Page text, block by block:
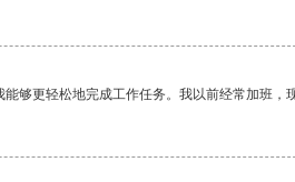
够更轻松地完成工作任务。我以前经常加班，